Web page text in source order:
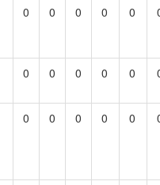
0 0 0 0 0
0 0 0 0 0
0 0 0 0 0